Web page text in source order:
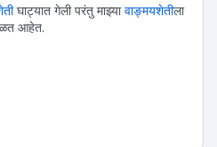
घाट्यात गेली परंतु माझ्यावाङ्मयशेतीला
आहेत.